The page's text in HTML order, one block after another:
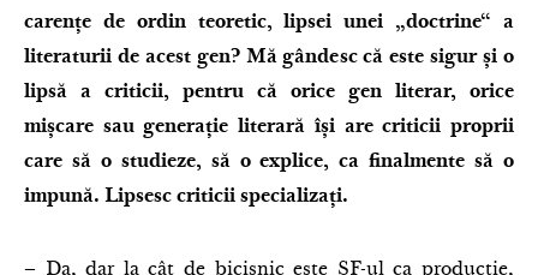
carențe de ordin teoretic, lipsei unei „doctrine“ a
literaturii de acest gen? Mă gândesc că este sigur și o
lipsă a criticii, pentru că orice gen literar, orice
mișcare sau generație literară își are criticii proprii
care să o studieze, să o explice, ca finalmente să o
impună. Lipsesc criticii specializați.
– Da, dar la cât de bicisnic este SF-ul ca producție,